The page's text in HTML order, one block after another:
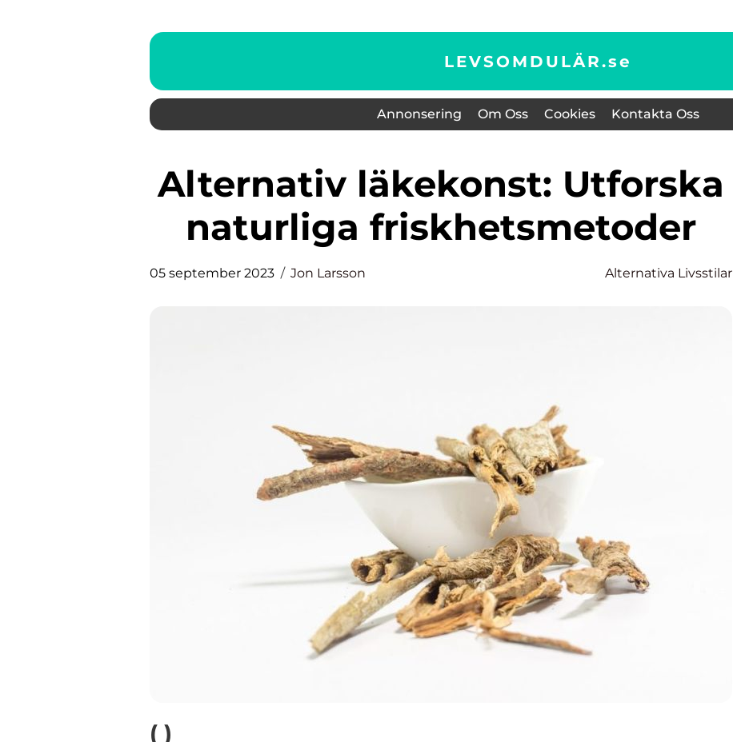
LEVSOMDULÄR.se
Annonsering Om Oss Cookies Kontakta Oss
Alternativ läkekonst: Utforska
naturliga friskhetsmetoder
05 september 2023 Jon Larsson Alternativa Livsstilar
( )